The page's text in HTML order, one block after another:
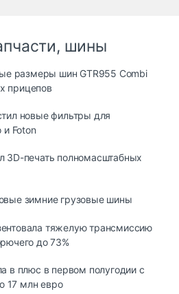
шины
размеры шин GTR955 Combi
прицепов
новые фильтры для
и Foton
3D-печать полномасштабных
зимние грузовые шины
тяжелую трансмиссию
до 73%
в плюс в первом полугодии с
17 млн евро